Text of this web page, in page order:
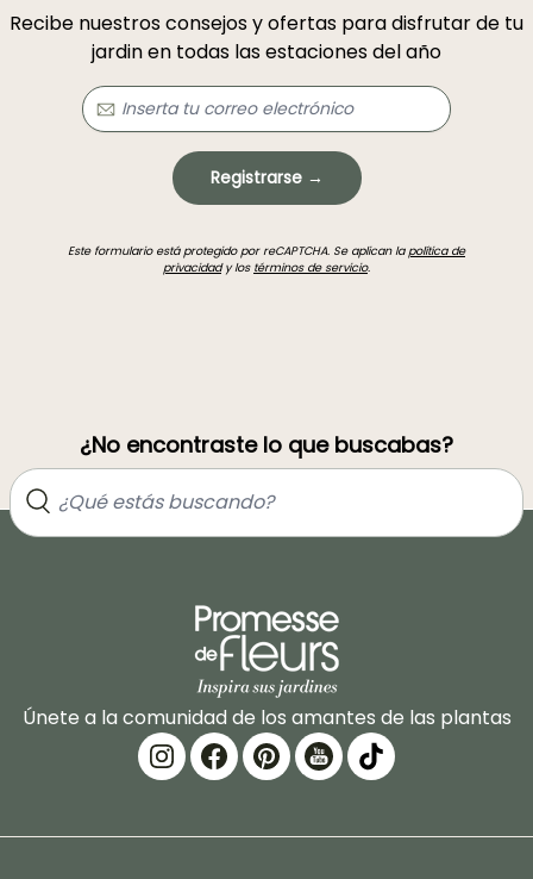
Recibe nuestros consejos y ofertas para disfrutar de tu
jardin en todas las estaciones del año
Registrarse →
Este formulario está protegido por reCAPTCHA. Se aplican lapolítica de
privacidady los términos de servicio.
¿No encontraste lo que buscabas?
Únete a la comunidad de los amantes de las plantas